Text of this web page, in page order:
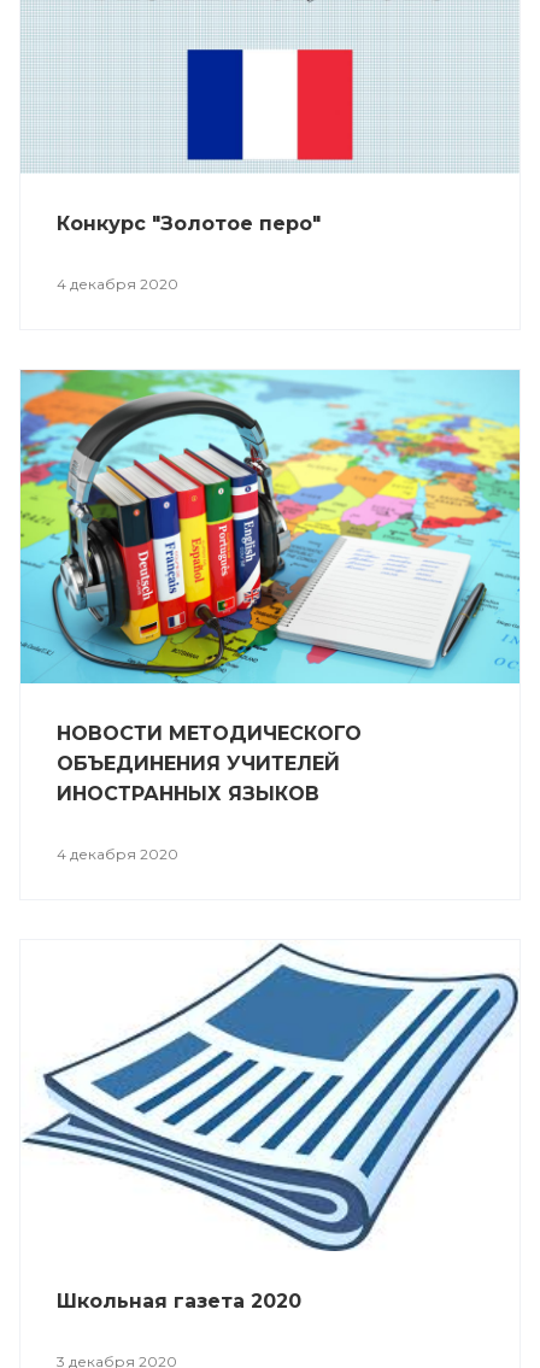
Конкурс "Золотое перо"
4 декабря 2020
НОВОСТИ МЕТОДИЧЕСКОГО
ОБЪЕДИНЕНИЯ УЧИТЕЛЕЙ
ИНОСТРАННЫХ ЯЗЫКОВ
4 декабря 2020
Школьная газета 2020
3 декабря 2020